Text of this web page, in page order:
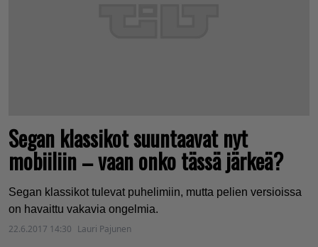
Segan klassikot suuntaavat nyt
mobiiliin – vaan onko tässä järkeä?
Segan klassikot tulevat puhelimiin, mutta pelien versioissa
on havaittu vakavia ongelmia.
22.6.2017 14:30 Lauri Pajunen